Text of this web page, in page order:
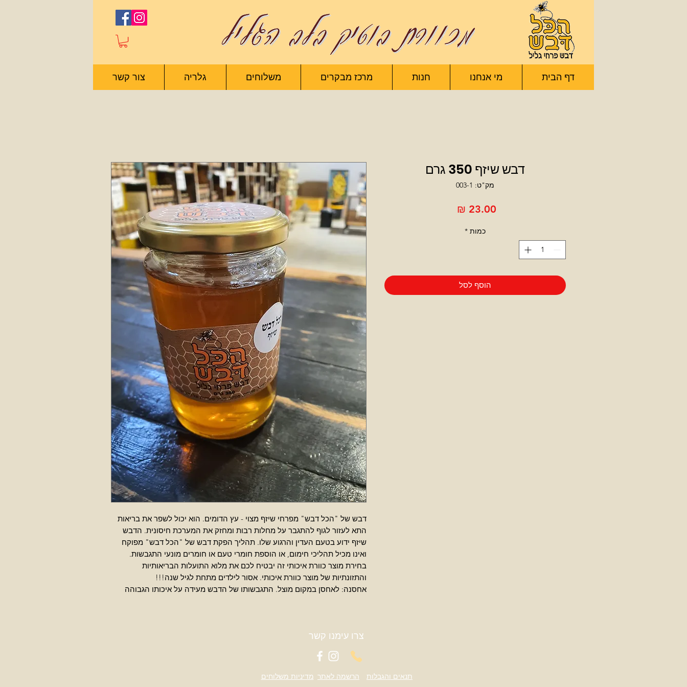
דף הבית מי אנחנו חנות מרכז מבקרים משלוחים גלריה צור קשר
דבש של "הכל דבש" מפרחי שיזף מצוי - עץ הדומים. הוא יכול לשפר את בריאות
התא לעזור לגוף להתגבר על מחלות רבות ומחזק את המערכת חיסונית. הדבש
שיזף ידוע בטעם העדין והרגוע שלו. תהליך הפקת דבש של "הכל דבש" מפוקח
ואינו מכיל תהליכי חימום, או הוספת חומרי טעם או חומרים מונעי התגבשות.
בחירת מוצר כוורת איכותי זה יבטיח לכם את מלוא התועלות הבריאותיות
והתזונתיות של מוצר כוורת איכותי. אסור לילדים מתחת לגיל שנה!!!
אחסנה: לאחסן במקום מוצל. התגבשותו של הדבש מעידה על איכותו הגבוהה
דבש שיזף 350 גרם
מק"ט: 003-1
כמות *
הוסף לסל
צרו עימנו קשר
מדיניות משלוחים הרשמה לאתר תנאים והגבלות